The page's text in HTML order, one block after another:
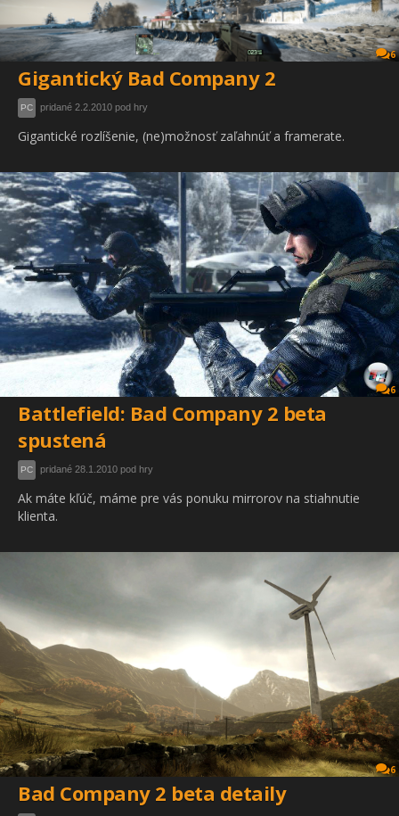
6
Gigantický Bad Company 2
PC pridané 2.2.2010 pod hry
Gigantické rozlíšenie, (ne)možnosť zaľahnúť a framerate.
6
Battlefield: Bad Company 2 beta
spustená
PC pridané 28.1.2010 pod hry
Ak máte kľúč, máme pre vás ponuku mirrorov na stiahnutie
klienta.
6
Bad Company 2 beta detaily